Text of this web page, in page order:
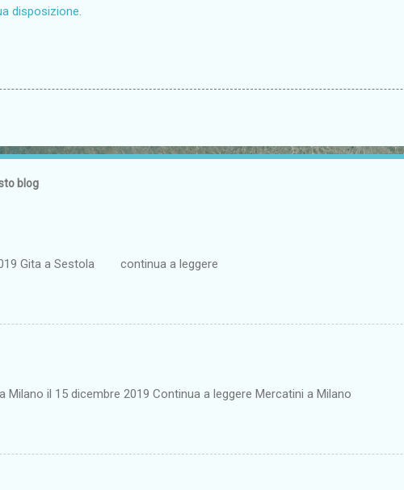
disposizione.
blog
Gita a Sestola continua a leggere
Milano il 15 dicembre 2019 Continua a leggere Mercatini a Milano